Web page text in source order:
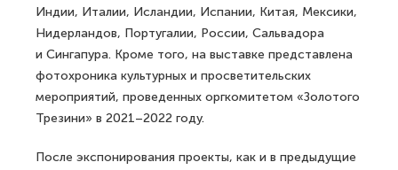
Индии, Италии, Исландии, Испании, Китая, Мексики,
Нидерландов, Португалии, России, Сальвадора
и Сингапура. Кроме того, на выставке представлена
фотохроника культурных и просветительских
мероприятий, проведенных оргкомитетом «Золотого
Трезини» в 2021–2022 году.
После экспонирования проекты, как и в предыдущие